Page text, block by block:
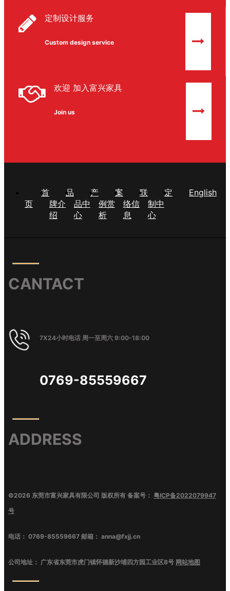
定制设计服务
Custom design service
欢迎 加入富兴家具
Join us
首
页
品
牌介
绍
产
品中
心
案
例赏
析
联
络信
息
定
制中
心
English
CANTACT
7X24小时电话 周一至周六 9:00-18:00
0769-85559667
ADDRESS
©2026 东莞市富兴家具有限公司 版权所有 备案号： 粤ICP备2022079947
号
电话： 0769-85559667 邮箱： anna@fxjj.cn
公司地址： 广东省东莞市虎门镇怀德新沙埔四方园工业区8号 网站地图